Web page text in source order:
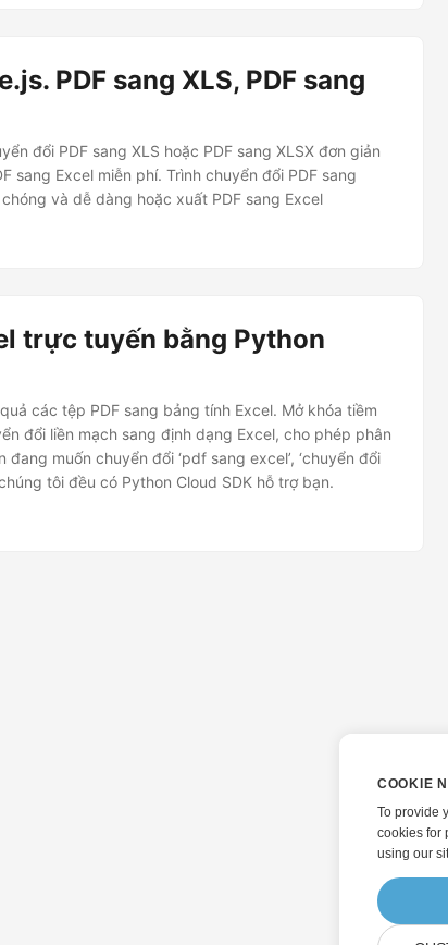
PDF sang XLS, PDF sang
đổi PDF sang XLS hoặc PDF sang XLSX đơn giản
sang Excel miễn phí. Trình chuyển đổi PDF sang
và dễ dàng hoặc xuất PDF sang Excel
trực tuyến bằng Python
các tệp PDF sang bảng tính Excel. Mở khóa tiềm
đổi liền mạch sang định dạng Excel, cho phép phân
muốn chuyển đổi ‘pdf sang excel’, ‘chuyển đổi
tôi đều có Python Cloud SDK hỗ trợ bạn.
COOKIE
To provide
cookies for
using our